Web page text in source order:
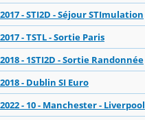
2017 - STI2D - Séjour STImulation
2017 - TSTL - Sortie Paris
2018 - 1STI2D - Sortie Randonnée
2018 - Dublin SI Euro
2022 - 10 - Manchester - Liverpool